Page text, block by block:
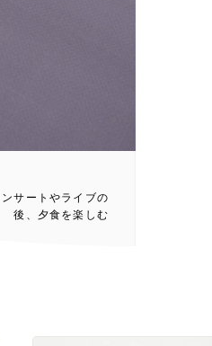
サートやライブの
後、夕食を楽しむ